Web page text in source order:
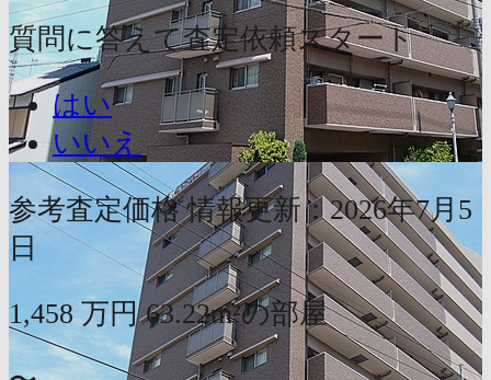
質問に答えて査定依頼スタート
はい
いいえ
参考査定価格 情報更新：2026年7月5
日
1,458 万円 63.22m²の部屋